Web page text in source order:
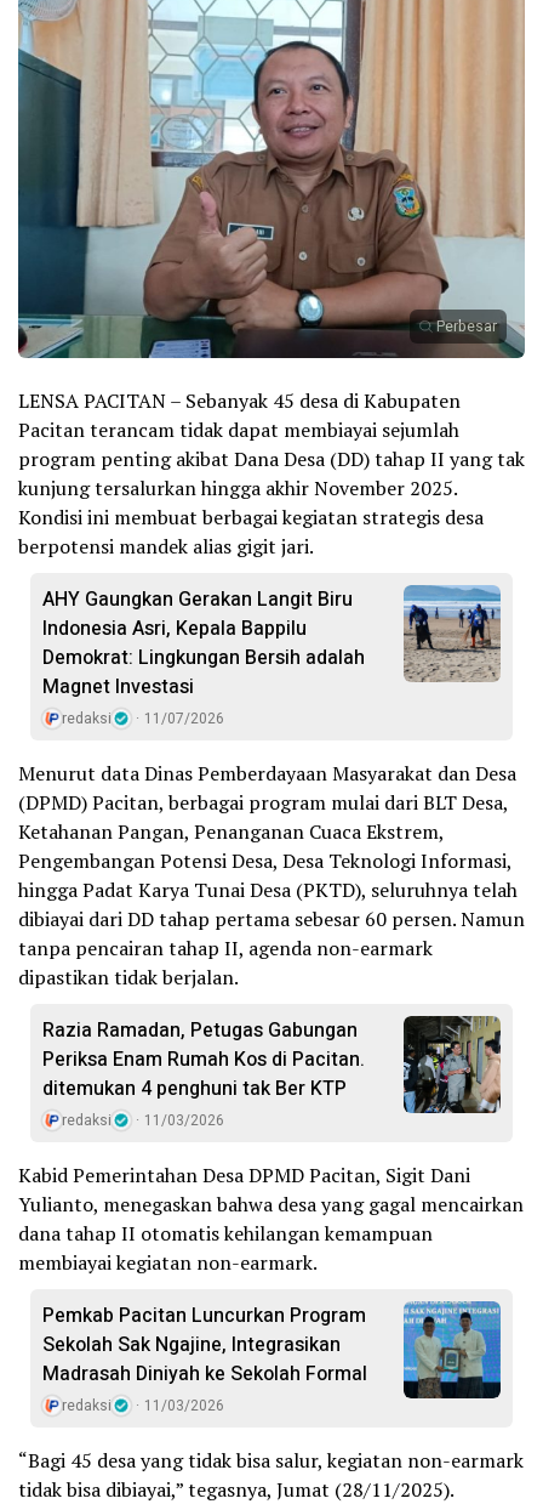
Perbesar
LENSA PACITAN – Sebanyak 45 desa di Kabupaten
Pacitan terancam tidak dapat membiayai sejumlah
program penting akibat Dana Desa (DD) tahap II yang tak
kunjung tersalurkan hingga akhir November 2025.
Kondisi ini membuat berbagai kegiatan strategis desa
berpotensi mandek alias gigit jari.
AHY Gaungkan Gerakan Langit Biru
Indonesia Asri, Kepala Bappilu
Demokrat: Lingkungan Bersih adalah
Magnet Investasi
redaksi 11/07/2026
Menurut data Dinas Pemberdayaan Masyarakat dan Desa
(DPMD) Pacitan, berbagai program mulai dari BLT Desa,
Ketahanan Pangan, Penanganan Cuaca Ekstrem,
Pengembangan Potensi Desa, Desa Teknologi Informasi,
hingga Padat Karya Tunai Desa (PKTD), seluruhnya telah
dibiayai dari DD tahap pertama sebesar 60 persen. Namun
tanpa pencairan tahap II, agenda non-earmark
dipastikan tidak berjalan.
Razia Ramadan, Petugas Gabungan
Periksa Enam Rumah Kos di Pacitan.
ditemukan 4 penghuni tak Ber KTP
redaksi 11/03/2026
Kabid Pemerintahan Desa DPMD Pacitan, Sigit Dani
Yulianto, menegaskan bahwa desa yang gagal mencairkan
dana tahap II otomatis kehilangan kemampuan
membiayai kegiatan non-earmark.
Pemkab Pacitan Luncurkan Program
Sekolah Sak Ngajine, Integrasikan
Madrasah Diniyah ke Sekolah Formal
redaksi 11/03/2026
“Bagi 45 desa yang tidak bisa salur, kegiatan non-earmark
tidak bisa dibiayai,” tegasnya, Jumat (28/11/2025).